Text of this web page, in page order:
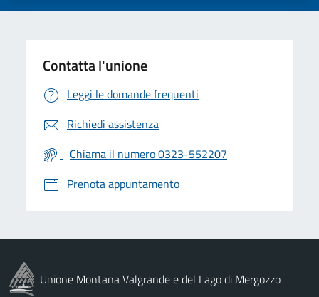
Contatta l'unione
Leggi le domande frequenti
Richiedi assistenza
Chiama il numero 0323-552207
Prenota appuntamento
Unione Montana Valgrande e del Lago di Mergozzo